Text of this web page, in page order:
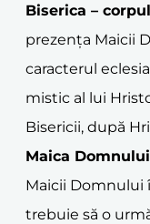
Biserica –
prezența Maicii
caracterul
mistic al lui
Bisericii, după
Maica Domnului
Maicii Domnului
trebuie să o